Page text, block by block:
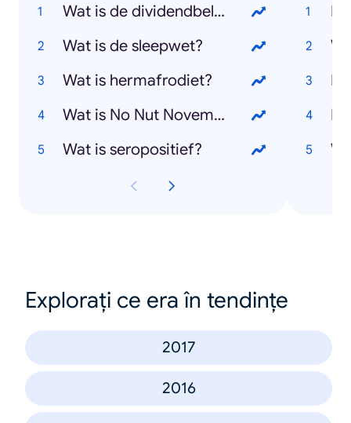
Wat is de dividendbelasting?
Wat is de sleepwet?
Wat is hermafrodiet?
Wat is No Nut November?
Wat is seropositief?
Explorați ce era în tendințe
2017
2016